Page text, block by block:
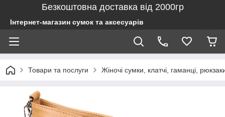
Безкоштовна доставка від 2000гр
Інтернет-магазин сумок та аксесуарів
Товари та послуги Жіночі сумки, клатчі, гаманці,